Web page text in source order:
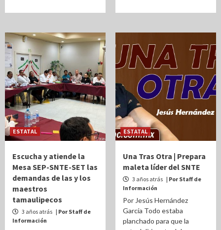
ESTATAL
Escucha y atiende la
Mesa SEP-SNTE-SET las
demandas de las y los
maestros
tamaulipecos
3 años atrás | Por Staff de
Información
ESTATAL
Una Tras Otra | Prepara
maleta líder del SNTE
3 años atrás | Por Staff de
Información
Por Jesús Hernández
García Todo estaba
planchado para que la